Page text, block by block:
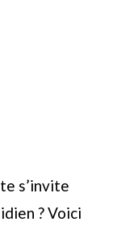
s’invite
? Voici